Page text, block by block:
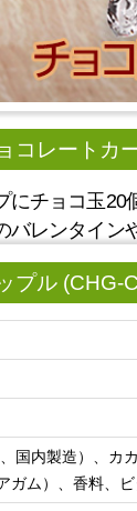
コレートカ
チョコ玉20
レンタイン
プル (CHG-
国内製造）、カ
ガム）、香料、